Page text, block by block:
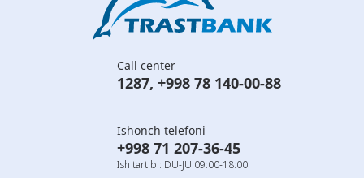
Call center
1287, +998 78 140-00-88
Ishonch telefoni
+998 71 207-36-45
Ish tartibi: DU-JU 09:00-18:00